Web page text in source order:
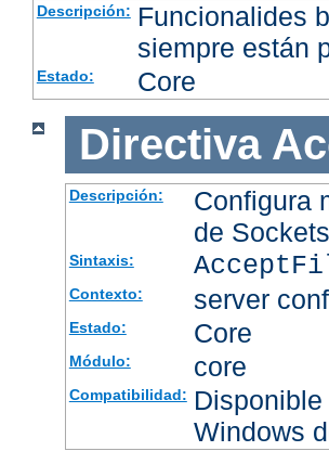
Descripción: Funcionalides
siempre están
Estado: Core
Directiva
Descripción:
Configura
de Sockets
Sintaxis:
Contexto: server
Estado: Core
Módulo: core
Compatibilidad:
Windows